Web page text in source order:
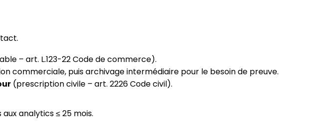
– art. L.123-22 Code de commerce).
commerciale, puis archivage intermédiaire pour le besoin de preuve.
(prescription civile – art. 2226 Code civil).
analytics ≤ 25 mois.